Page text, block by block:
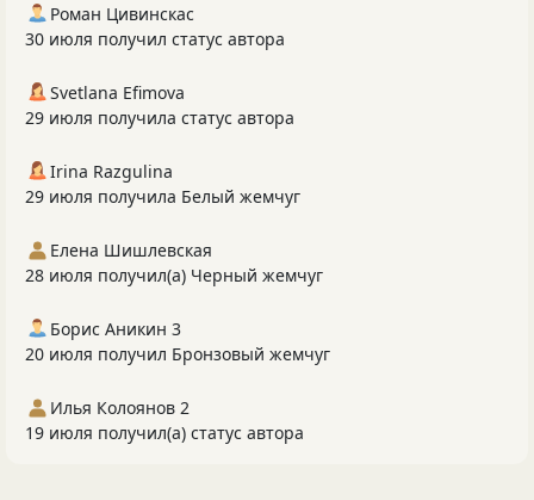
Роман Цивинскас
30 июля получил статус автора
Svetlana Efimova
29 июля получила статус автора
Irina Razgulina
29 июля получила Белый жемчуг
Елена Шишлевская
28 июля получил(а) Черный жемчуг
Борис Аникин 3
20 июля получил Бронзовый жемчуг
Илья Колоянов 2
19 июля получил(а) статус автора